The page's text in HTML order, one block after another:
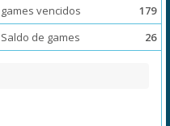
games vencidos
179
Saldo de games
26